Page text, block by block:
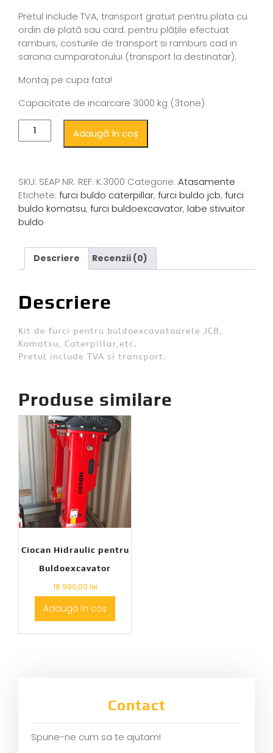
Pretul include TVA, transport gratuit pentru plata cu
ordin de plată sau card. pentru plățile efectuat
ramburs, costurile de transport si ramburs cad in
sarcina cumparatorului (transport la destinatar).
Montaj pe cupa fata!
Capacitate de incarcare 3000 kg (3tone)
Adaugă în coș
SKU: SEAP NR. REF. K.3000 Categorie: Atasamente
Etichete: furci buldo caterpillar, furci buldo jcb, furci
buldo komatsu, furci buldoexcavator, labe stivuitor
buldo
Descriere Recenzii (0)
Descriere
Kit de furci pentru buldoexcavatoarele JCB,
Komatsu, Caterpillar,etc.
Pretul include TVA si transport.
Produse similare
Ciocan Hidraulic pentru
Buldoexcavator
18.990,00 lei
Adaugă în coș
Contact
Spune-ne cum sa te ajutam!